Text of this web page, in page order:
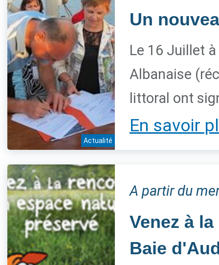
Actualité
Un
Le 16 Juillet
Albanaise
littoral ont
En savoir
A partir du
Venez à
Baie